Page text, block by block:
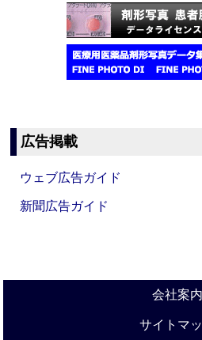
広告掲載
ウェブ広告ガイド
新聞広告ガイド
会社案内
サイトマ